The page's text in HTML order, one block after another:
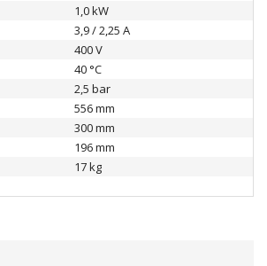
1,0 kW
3,9 / 2,25 A
400 V
40 °C
2,5 bar
556 mm
300 mm
196 mm
17 kg